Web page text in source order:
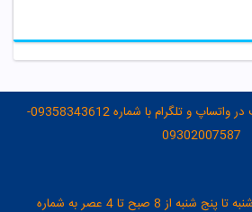
مشاوره رایگان بصورت چت در واتساپ و تلگرام با شماره 09358343612-
09302007587
تماس تلفنی در روزهای شنبه تا پنج شنبه از 8 صبح تا 4 عصر به شماره